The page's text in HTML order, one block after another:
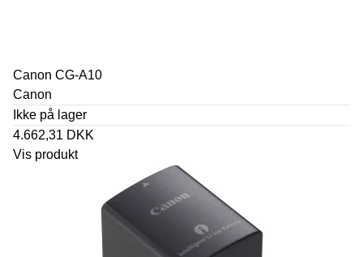
Canon CG-A10
Canon
Ikke på lager
4.662,31 DKK
Vis produkt